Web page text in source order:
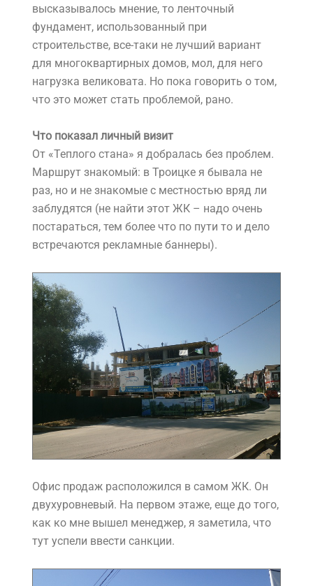
высказывалось мнение, то ленточный
фундамент, использованный при
строительстве, все-таки не лучший вариант
для многоквартирных домов, мол, для него
нагрузка великовата. Но пока говорить о том,
что это может стать проблемой, рано.
Что показал личный визит
От «Теплого стана» я добралась без проблем.
Маршрут знакомый: в Троицке я бывала не
раз, но и не знакомые с местностью вряд ли
заблудятся (не найти этот ЖК – надо очень
постараться, тем более что по пути то и дело
встречаются рекламные баннеры).
Офис продаж расположился в самом ЖК. Он
двухуровневый. На первом этаже, еще до того,
как ко мне вышел менеджер, я заметила, что
тут успели ввести санкции.